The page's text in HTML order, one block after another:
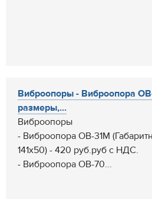
Виброопоры - Виброопора
размеры,...
Виброопоры
- Виброопора ОВ-31М
141х50) - 420 руб.руб с НДС.
- Виброопора ОВ-70...